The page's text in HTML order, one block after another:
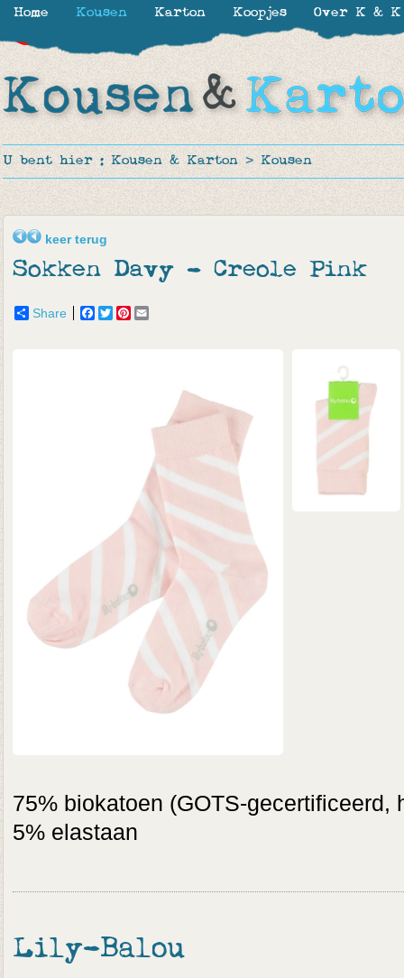
U bent hier : Kousen & Karton > Kousen
keer terug
Sokken Davy - Creole Pink
Share Facebook
TwitterPinterest
75% biokatoen (GOTS-gecertificeerd,
5% elastaan
Lily-Balou
Home Kousen Karton Koopjes Over K & K